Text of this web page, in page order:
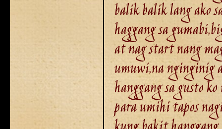
balik balik lang ako
haggang sa
at nag start nang
umuwi,na nginginig
hanggang sa gusto
para umihi tapos